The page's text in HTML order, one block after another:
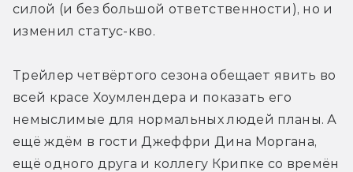
силой (и без большой ответственности), но и
изменил статус-кво.
Трейлер четвёртого сезона обещает явить во
всей красе Хоумлендера и показать его
немыслимые для нормальных людей планы. А
ещё ждём в гости Джеффри Дина Моргана,
ещё одного друга и коллегу Крипке со времён